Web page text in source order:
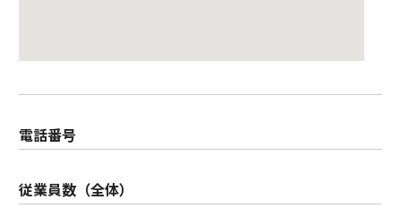
電話番号
従業員数（全体）